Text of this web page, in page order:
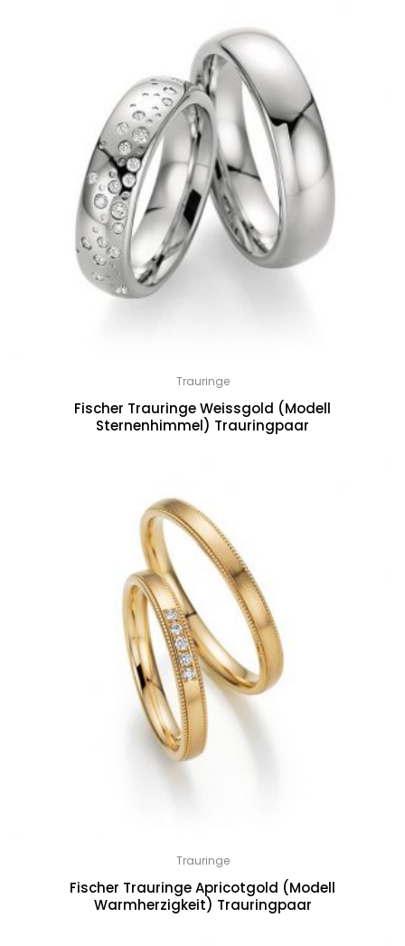
Trauringe
Fischer Trauringe Weissgold (Modell
Sternenhimmel) Trauringpaar
Trauringe
Fischer Trauringe Apricotgold (Modell
Warmherzigkeit) Trauringpaar